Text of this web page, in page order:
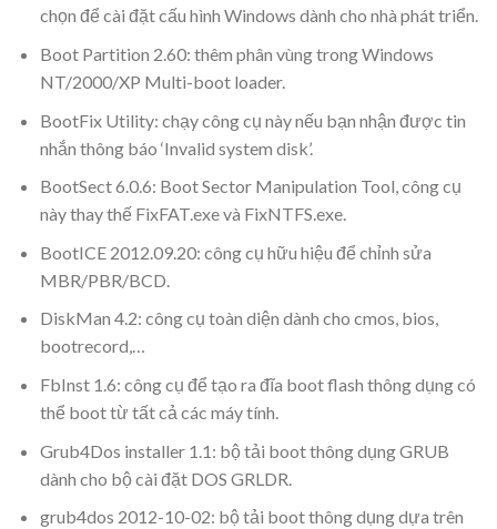
chọn để cài đặt cấu hình Windows dành cho nhà phát triển.
Boot Partition 2.60: thêm phân vùng trong Windows
NT/2000/XP Multi-boot loader.
BootFix Utility: chạy công cụ này nếu bạn nhận được tin
nhắn thông báo ‘Invalid system disk’.
BootSect 6.0.6: Boot Sector Manipulation Tool, công cụ
này thay thế FixFAT.exe và FixNTFS.exe.
BootICE 2012.09.20: công cụ hữu hiệu để chỉnh sửa
MBR/PBR/BCD.
DiskMan 4.2: công cụ toàn diện dành cho cmos, bios,
bootrecord,…
FbInst 1.6: công cụ để tạo ra đĩa boot flash thông dụng có
thể boot từ tất cả các máy tính.
Grub4Dos installer 1.1: bộ tải boot thông dụng GRUB
dành cho bộ cài đặt DOS GRLDR.
grub4dos 2012-10-02: bộ tải boot thông dụng dựa trên